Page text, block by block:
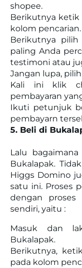
shopee.
Berikutnya ketik
kolom pencarian.
Berikutnya
paling Anda
testimoni atau
Jangan lupa,
Kali ini klik
pembayaran
Ikuti petunjuk
pembayarn
5. Beli di
Lalu
Bukalapak.
Higgs Domino
satu ini. Proses
dengan
sendiri, yaitu :
Masuk dan
Bukalapak.
Berikutnya,
pada kolom